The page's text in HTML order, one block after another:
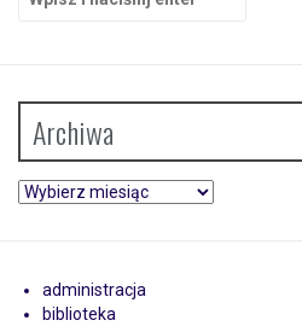
Archiwa
Archiwa
administracja
biblioteka